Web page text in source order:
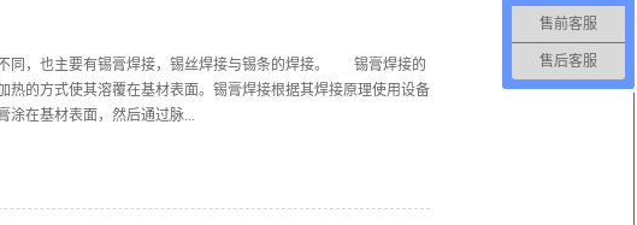
超窄间距、微型点位、超薄铝巴等精密CCS结构焊接，有效规避
制焊接热输入范围，不灼伤FPC柔性板、绝缘基材及周边精密元
控制系统，将能量波动误差严控在±1%以内，保证每颗焊点熔...
同，也主要有锡膏焊接，锡丝焊接与锡条的焊接。 锡膏焊接的
的方式使其溶覆在基材表面。锡膏焊接根据其焊接原理使用设备
涂在基材表面，然后通过脉...
售前客服
售后客服